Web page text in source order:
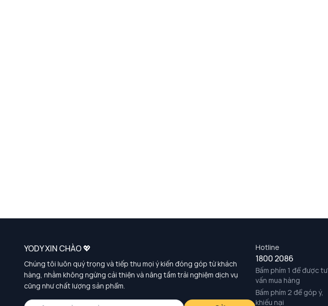
Hotline
1800 2086
Bấm phím 1 để được tư
vấn mua hàng
Bấm phím 2 để góp ý,
khiếu nại
YODY XIN CHÀO 💖
Chúng tôi luôn quý trọng và tiếp thu mọi ý kiến đóng góp từ khách
hàng, nhằm không ngừng cải thiện và nâng tầm trải nghiệm dịch vụ
cũng như chất lượng sản phẩm.